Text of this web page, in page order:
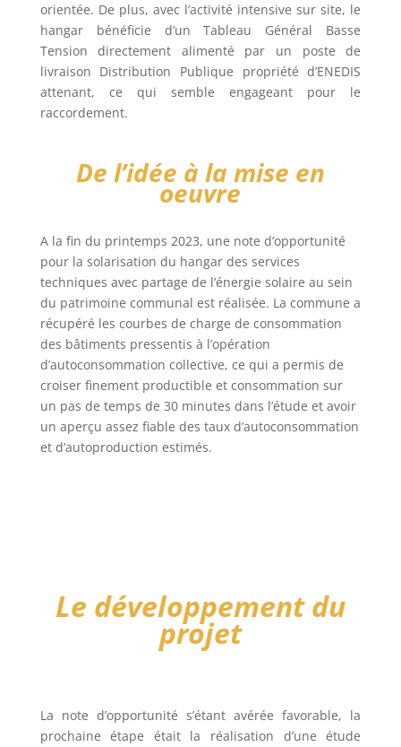
orientée. De plus, avec l’activité intensive sur site, le
hangar bénéficie d’un Tableau Général Basse
Tension directement alimenté par un poste de
livraison Distribution Publique propriété d’ENEDIS
attenant, ce qui semble engageant pour le
raccordement.
De l’idée à la mise en
oeuvre
A la fin du printemps 2023, une note d’opportunité
pour la solarisation du hangar des services
techniques avec partage de l’énergie solaire au sein
du patrimoine communal est réalisée. La commune a
récupéré les courbes de charge de consommation
des bâtiments pressentis à l’opération
d’autoconsommation collective, ce qui a permis de
croiser finement productible et consommation sur
un pas de temps de 30 minutes dans l’étude et avoir
un aperçu assez fiable des taux d’autoconsommation
et d’autoproduction estimés.
Le développement du
projet
La note d’opportunité s’étant avérée favorable, la
prochaine étape était la réalisation d’une étude